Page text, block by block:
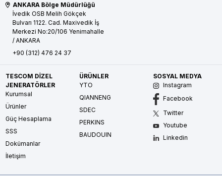
ANKARA Bölge Müdürlüğü
İvedik OSB Melih Gökçek
Bulvarı 1122. Cad. Maxivedik İş
Merkezi No:20/106 Yenimahalle
/ ANKARA
+90 (312) 476 24 37
TESCOM DİZEL
JENERATÖRLER
Kurumsal
Ürünler
Güç Hesaplama
SSS
Dokümanlar
İletişim
ÜRÜNLER
YTO
QIANNENG
SDEC
PERKINS
BAUDOUIN
SOSYAL MEDYA
Instagram
Facebook
Twitter
Youtube
Linkedin